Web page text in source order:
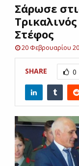
UΣάρωσε
Στέφος
20 Φεβρουαρίου
SHARE 0